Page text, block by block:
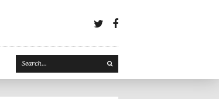
Twitter
Facebook